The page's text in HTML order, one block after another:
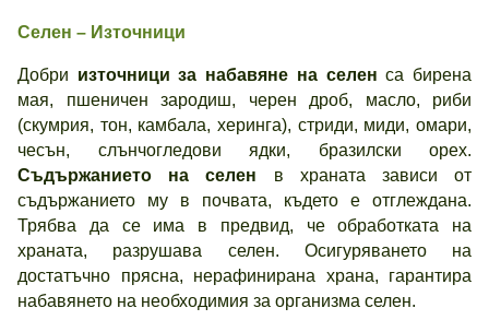
Селен – Източници
Добри източници за набавяне на селен са бирена
мая, пшеничен зародиш, черен дроб, масло, риби
(скумрия, тон, камбала, херинга), стриди, миди, омари,
чесън, слънчогледови ядки, бразилски орех.
Съдържанието на селен в храната зависи от
съдържанието му в почвата, където е отглеждана.
Трябва да се има в предвид, че обработката на
храната, разрушава селен. Осигуряването на
достатъчно прясна, нерафинирана храна, гарантира
набавянето на необходимия за организма селен.